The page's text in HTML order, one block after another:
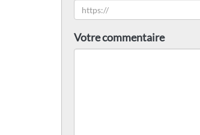
Votre commentaire